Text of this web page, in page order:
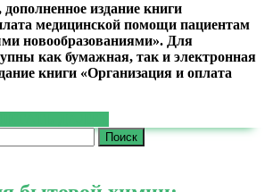
издание книги
медицинской помощи пациентам
новообразованиями». Для
как бумажная, так и электронная
книги «Организация и оплата